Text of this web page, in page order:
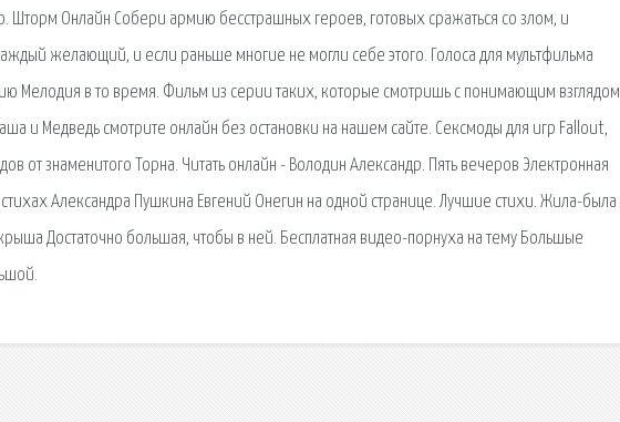
Шторм Онлайн Собери армию бесстрашных героев, готовых сражаться со злом, и
желающий, и если раньше многие не могли себе этого. Голоса для мультфильма
Мелодия в то время. Фильм из серии таких, которые смотришь с понимающим взглядом
и Медведь смотрите онлайн без остановки на нашем сайте. Сексмоды для игр Fallout,
от знаменитого Торна. Читать онлайн - Володин Александр. Пять вечеров Электронная
Александра Пушкина Евгений Онегин на одной странице. Лучшие стихи. Жила-была
Достаточно большая, чтобы в ней. Бесплатная видео-порнуха на тему Большые